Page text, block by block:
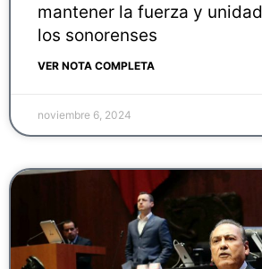
mantener la fuerza y
los sonorenses
VER NOTA COMPLETA
noviembre 6, 2024